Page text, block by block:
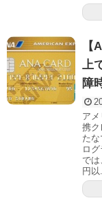
上
障
ア
携ク
た
ロ
では
円以